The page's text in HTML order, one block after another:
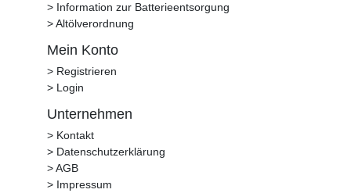
> Information zur Batterieentsorgung
> Altölverordnung
Mein Konto
> Registrieren
> Login
Unternehmen
> Kontakt
> Datenschutzerklärung
> AGB
> Impressum